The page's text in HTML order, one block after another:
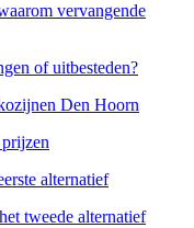
vervangende
of uitbesteden?
Den Hoorn
alternatief
tweede alternatief